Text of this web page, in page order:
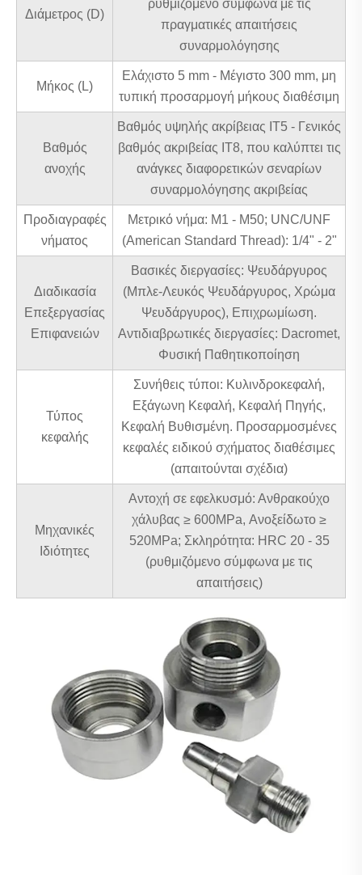
Διάμετρος (D)
ρυθμιζόμενο σύμφωνα με τις
πραγματικές απαιτήσεις
συναρμολόγησης
Μήκος (L)
Ελάχιστο 5 mm - Μέγιστο 300 mm, μη
τυπική προσαρμογή μήκους διαθέσιμη
Βαθμός
ανοχής
Βαθμός υψηλής ακρίβειας IT5 - Γενικός
βαθμός ακριβείας IT8, που καλύπτει τις
ανάγκες διαφορετικών σεναρίων
συναρμολόγησης ακριβείας
Προδιαγραφές
νήματος
Μετρικό νήμα: M1 - M50; UNC/UNF
(American Standard Thread): 1/4" - 2"
Διαδικασία
Επεξεργασίας
Επιφανειών
Βασικές διεργασίες: Ψευδάργυρος
(Μπλε-Λευκός Ψευδάργυρος, Χρώμα
Ψευδάργυρος), Επιχρωμίωση.
Αντιδιαβρωτικές διεργασίες: Dacromet,
Φυσική Παθητικοποίηση
Τύπος
κεφαλής
Συνήθεις τύποι: Κυλινδροκεφαλή,
Εξάγωνη Κεφαλή, Κεφαλή Πηγής,
Κεφαλή Βυθισμένη. Προσαρμοσμένες
κεφαλές ειδικού σχήματος διαθέσιμες
(απαιτούνται σχέδια)
Μηχανικές
Ιδιότητες
Αντοχή σε εφελκυσμό: Ανθρακούχο
χάλυβας ≥ 600MPa, Ανοξείδωτο ≥
520MPa; Σκληρότητα: HRC 20 - 35
(ρυθμιζόμενο σύμφωνα με τις
απαιτήσεις)